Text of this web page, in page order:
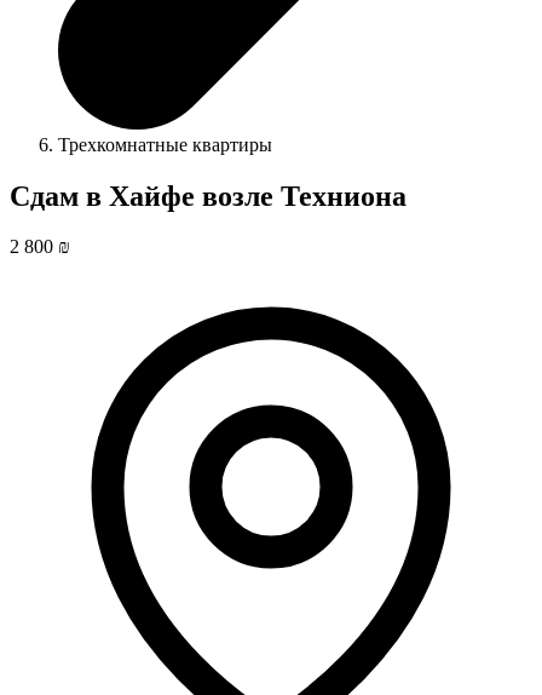
Трехкомнатные квартиры
Сдам в Хайфе возле Техниона
2 800 ₪